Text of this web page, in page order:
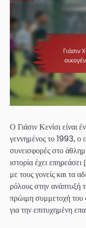
Ο Γιάσιν Κενίσι είναι
γεννημένος το 1993, ο
συνεισφορές στο
ιστορία έχει
με τους γονείς και τα
ρόλους στην ανάπτυξή
πρώιμη συμμετοχή
για την επιτυχημένη